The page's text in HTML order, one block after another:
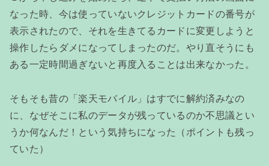
なった時、今は使っていないクレジットカードの番号が
表示されたので、それを生きてるカードに変更しようと
操作したらダメになってしまったのだ。やり直そうにも
ある一定時間過ぎないと再度入ることは出来なかった。
そもそも昔の「楽天モバイル」はすでに解約済みなの
に、なぜそこに私のデータが残っているのか不思議とい
うか何なんだ！という気持ちになった（ポイントも残っ
ていた）